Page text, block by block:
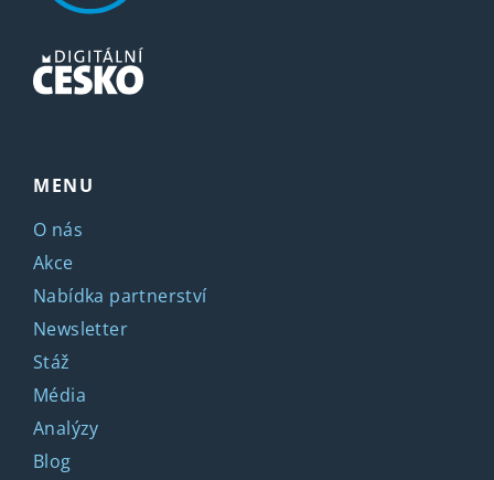
MENU
O nás
Akce
Nabídka partnerství
Newsletter
Stáž
Média
Analýzy
Blog